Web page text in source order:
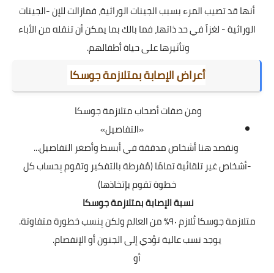
أنها قد تصيب المرء بسبب الجينات الوراثية، فمازالت للإن -الجينات
الوراثية - لغزاً في حد ذاتها، فما بالك بما يمكن أن تنقله من الأباء
وتأثيرها على حياة أطفالهم.
أعراض الإصابة بمتلازمة جوسكا
ومن صفات أصحاب متلازمة جوسكا
«التفاصيل»
ونقصد هنا أشخاص مدققة في أبسط وأصغر التفاصيل...
-أشخاص غير تلقائية تمامًا (مُفرطة بالتفكير وتقوم بِحساب كل
خطوة تقوم بإتخاذها)
نسبة الإصابة بمتلازمة جوسكا
متلازمة جوسكا تُلازم ٩٠٪ من العالم ولكن بِنسب خطورة متفاوتة.
يوجد نسب عالية تؤدي إلى الجنون أو الإنفصام.
أو